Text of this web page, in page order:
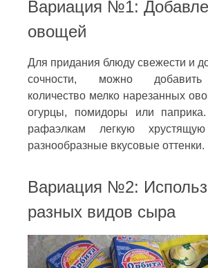
Вариация №1:
овощей
Для придания блюду свежести и
сочности, можно
количество мелко нарезанных
огурцы, помидоры или
рафаэлкам легкую
разнообразные вкусовые оттенки.
Вариация №2:
разных видов сыра